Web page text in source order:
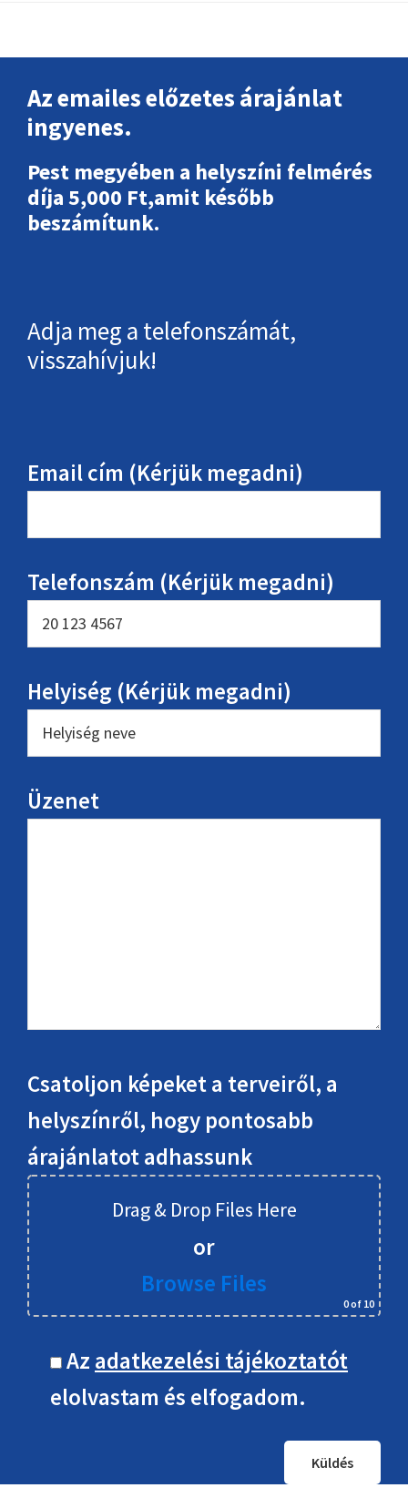
Az emailes előzetes árajánlat
ingyenes.
Pest megyében a helyszíni felmérés
díja 5,000 Ft,amit később
beszámítunk.
Adja meg a telefonszámát,
visszahívjuk!
Email cím (Kérjük megadni)
Telefonszám (Kérjük megadni)
Helyiség (Kérjük megadni)
Üzenet
Csatoljon képeket a terveiről, a
helyszínről, hogy pontosabb
árajánlatot adhassunk
Drag & Drop Files Here
or
Browse Files
0of 10
Az adatkezelési tájékoztatót
elolvastam és elfogadom.